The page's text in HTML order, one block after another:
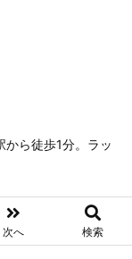
ら徒歩1分。ラッ
次へ 検索